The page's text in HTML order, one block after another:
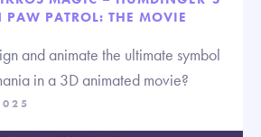
PAW PATROL: THE MOVIE
and animate the ultimate symbol
in a 3D animated movie?